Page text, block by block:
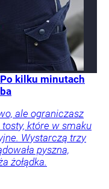
kilku minutach
ale ograniczasz
które w smaku
Wystarczą trzy
pyszna,
żołądka.